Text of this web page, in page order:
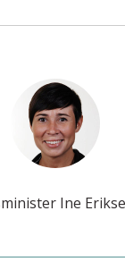
Ine